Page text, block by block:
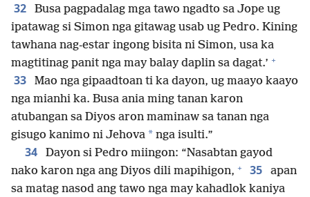
32
Busa pagpadalag mga tawo ngadto sa Jope ug
ipatawag si Simon nga gitawag usab ug Pedro. Kining
tawhana nag-estar ingong bisita ni Simon, usa ka
magtitinag panit nga may balay daplin sa dagat.’ +
33
Mao nga gipaadtoan ti ka dayon, ug maayo kaayo
nga mianhi ka. Busa ania ming tanan karon
atubangan sa Diyos aron maminaw sa tanan nga
gisugo kanimo ni Jehova * nga isulti.”
34
Dayon si Pedro miingon: “Nasabtan gayod
nako karon nga ang Diyos dili mapihigon, + 35
apan
sa matag nasod ang tawo nga may kahadlok kaniya